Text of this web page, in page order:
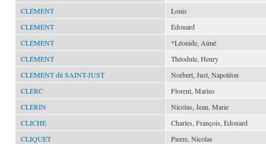
CLÉMENT
Louis
CLÉMENT
Édouard
CLÉMENT
*Léonide, Aimé
CLÉMENT
Théodule, Henry
CLÉMENT dit SAINT-JUST
Norbert, Just, Napoléon
CLERC
Florent, Marius
CLÉRIN
Nicolas, Jean, Marie
CLICHE
Charles, François, Édouard
CLIQUET
Pierre, Nicolas